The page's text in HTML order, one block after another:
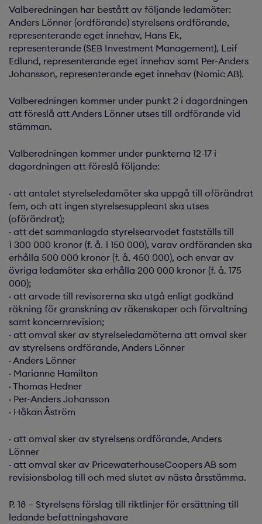
Valberedningen har bestått av följande ledamöter:
Anders Lönner (ordförande) styrelsens ordförande,
representerande eget innehav, Hans Ek,
representerande (SEB Investment Management), Leif
Edlund, representerande eget innehav samt Per-Anders
Johansson, representerande eget innehav (Nomic AB).
Valberedningen kommer under punkt 2 i dagordningen
att föreslå att Anders Lönner utses till ordförande vid
stämman.
Valberedningen kommer under punkterna 12-17 i
dagordningen att föreslå följande:
· att antalet styrelseledamöter ska uppgå till oförändrat
fem, och att ingen styrelsesuppleant ska utses
(oförändrat);
· att det sammanlagda styrelsearvodet fastställs till
1 300 000 kronor (f. å. 1 150 000), varav ordföranden ska
erhålla 500 000 kronor (f. å. 450 000), och envar av
övriga ledamöter ska erhålla 200 000 kronor (f. å. 175
000);
· att arvode till revisorerna ska utgå enligt godkänd
räkning för granskning av räkenskaper och förvaltning
samt koncernrevision;
· att omval sker av styrelseledamöterna att omval sker
av styrelsens ordförande, Anders Lönner
· Anders Lönner
· Marianne Hamilton
· Thomas Hedner
· Per-Anders Johansson
· Håkan Åström
· att omval sker av styrelsens ordförande, Anders
Lönner
· att omval sker av PricewaterhouseCoopers AB som
revisionsbolag till och med slutet av nästa årsstämma.
P. 18 – Styrelsens förslag till riktlinjer för ersättning till
ledande befattningshavare